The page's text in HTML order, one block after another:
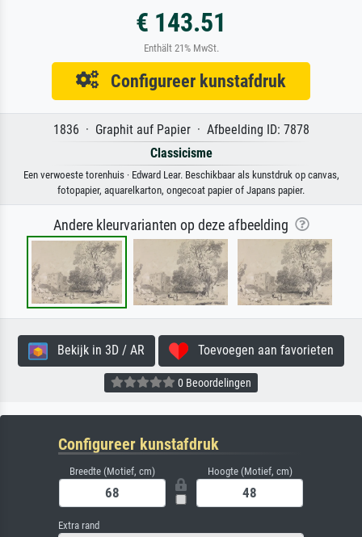
€ 143.51
Enthält 21% MwSt.
Configureer kunstafdruk
1836 · Graphit auf Papier · Afbeelding ID: 7878
Classicisme
Een verwoeste torenhuis · Edward Lear. Beschikbaar als kunstdruk op canvas,
fotopapier, aquarelkarton, ongecoat papier of Japans papier.
Andere kleurvarianten op deze afbeelding
Bekijk in 3D / AR Toevoegen aan favorieten
0 Beoordelingen
Configureer kunstafdruk
Breedte (Motief, cm) Hoogte (Motief, cm)
Extra rand